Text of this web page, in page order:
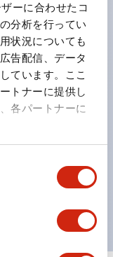
ーに合わせたコ
分析を行ってい
状況についても
告配信、データ
ています。ここ
トナーに提供し
各パートナーに
種電圧を完備。
球）。これまで色
球で各色を表
表示灯（角平形）
緊急事態時の色表